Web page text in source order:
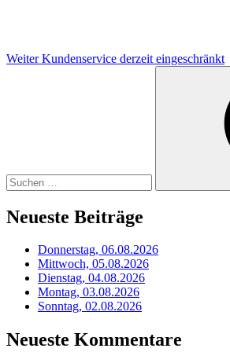
Weiter Kundenservice derzeit eingeschränkt
Neueste Beiträge
Donnerstag, 06.08.2026
Mittwoch, 05.08.2026
Dienstag, 04.08.2026
Montag, 03.08.2026
Sonntag, 02.08.2026
Neueste Kommentare